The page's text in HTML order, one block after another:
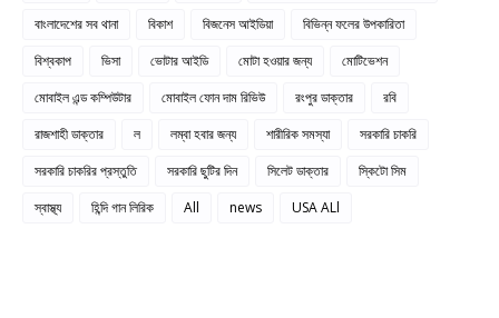
বাংলাদেশের সব থানা
বিকাশ বিজনেস আইডিয়া
বিভিন্ন ফলের উপকারিতা
বিশ্বকাপ
ভিসা ভোটার আইডি মোটা হওয়ার জন্য
মোটিভেশন
মোবাইল এন্ড কম্পিউটার
মোবাইল ফোন দাম রিভিউ রংপুর ডাক্তার
রবি
রাজশাহী ডাক্তার
ল লম্বা হবার জন্য শারীরিক সমস্যা
সরকারি চাকরি
সরকারি চাকরির প্রস্তুতি
সরকারি ছুটির দিন সিলেট ডাক্তার
স্কিটো সিম
স্বাস্থ্য
হিন্দি গান লিরিক All news USA ALl